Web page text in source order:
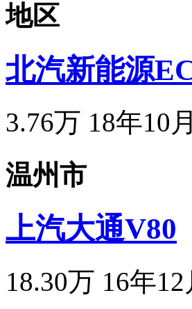
地区
北汽新能源
3.76万 18年10月
温州市
上汽大通V80
18.30万 16年12